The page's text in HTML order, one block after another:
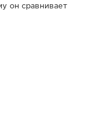
он сравнивает